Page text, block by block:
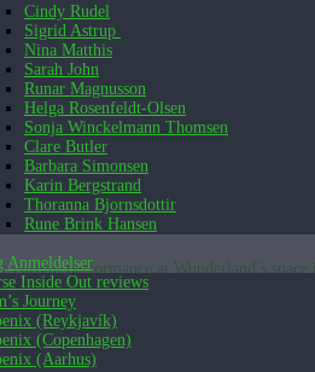
Cindy Rudel
Sigrid Astrup
Nina Matthis
Sarah John
Runar Magnusson
Helga Rosenfeldt-Olsen
Sonja Winckelmann Thomsen
Clare Butler
Barbara Simonsen
Karin Bergstrand
Thoranna Bjornsdottir
Rune Brink Hansen
Inside Out reviews
Journey
(Reykjavík)
(Copenhagen)
(Aarhus)
performance at Wunderland’s
installation og
installationskunst, dans/performance
installationskunst, performance/dans og